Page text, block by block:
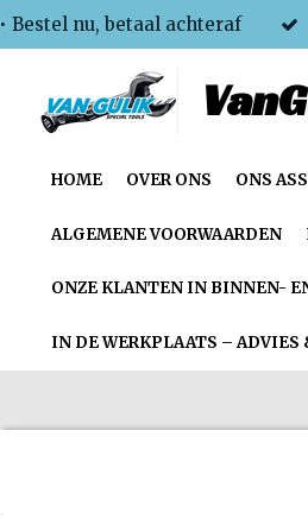
• Bestel nu, betaal achteraf
HOME OVER ONS ONS
ALGEMENE VOORWAARDEN
ONZE KLANTEN IN BINNEN-
IN DE WERKPLAATS –